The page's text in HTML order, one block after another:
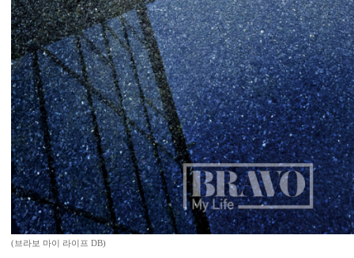
(브라보 마이 라이프 DB)